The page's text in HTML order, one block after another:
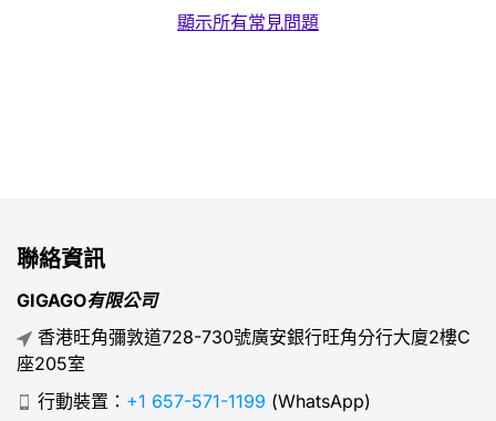
顯示所有常見問題
聯絡資訊
GIGAGO有限公司
香港旺角彌敦道728-730號廣安銀行旺角分行大廈2樓C
座205室
行動裝置： +1 657-571-1199 (WhatsApp)